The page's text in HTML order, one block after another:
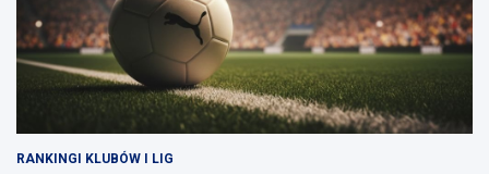
RANKINGI KLUBÓW I LIG